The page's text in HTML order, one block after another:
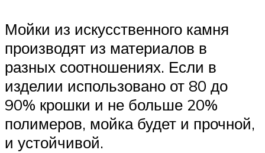
Мойки из искусственного камня
производят из материалов в
разных соотношениях. Если в
изделии использовано от 80 до
90% крошки и не больше 20%
полимеров, мойка будет и прочной,
и устойчивой.